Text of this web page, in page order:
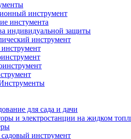
инструмент
инстумента
индивидуальной защиты
инструмент
для сада и дачи
и электростанции на жидком
инструмент